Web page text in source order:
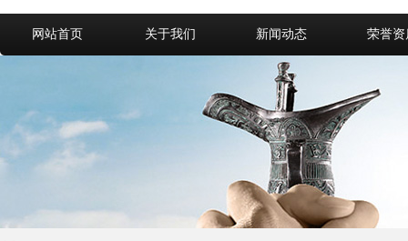
网站首页 关于我们 新闻动态 荣誉资